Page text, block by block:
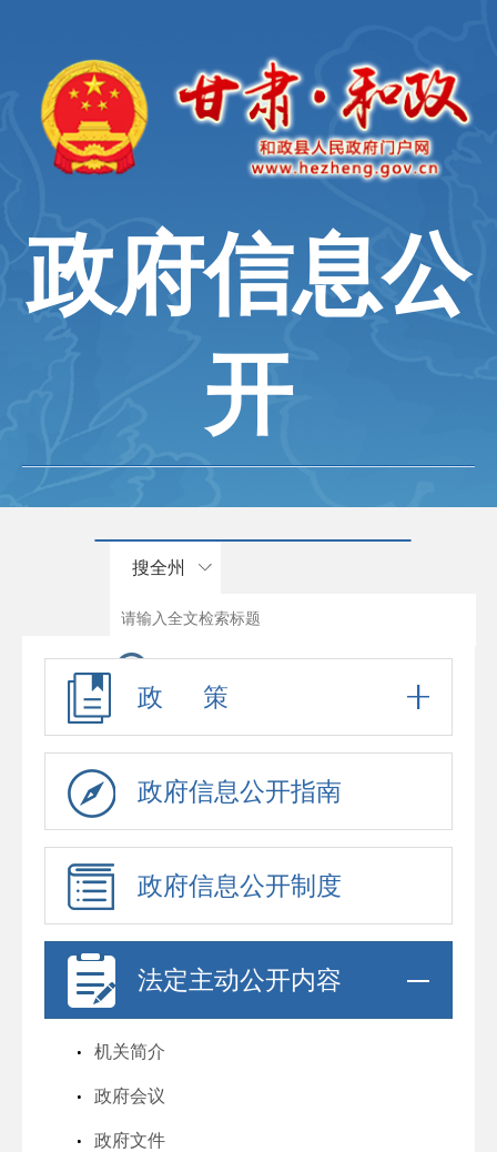
政府信息公
开
搜全州
政 策
政府信息公开指南
政府信息公开制度
法定主动公开内容
机关简介
政府会议
政府文件